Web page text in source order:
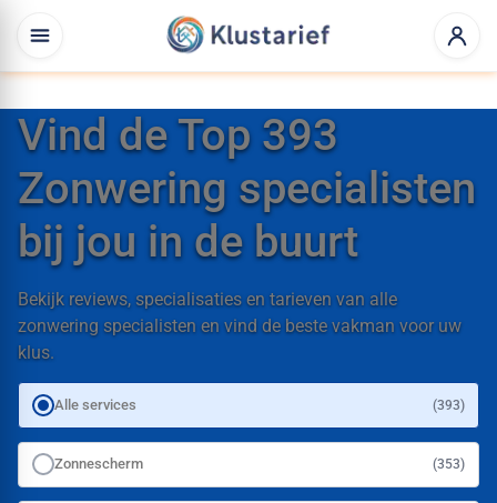
Vind de Top 393
Zonwering specialisten
bij jou in de buurt
Bekijk reviews, specialisaties en tarieven van alle
zonwering specialisten en vind de beste vakman voor uw
klus.
Alle services (393)
Zonnescherm (353)